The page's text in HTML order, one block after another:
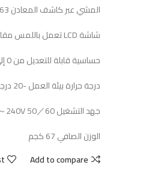
المشي عبر كاشف المعادن 63 منطقة كشف
شاشة LCD تعمل باللمس مقاس 7 بوصات، أقصى حساسية ≥6 جرام من المعدن
حساسية قابلة للتعديل من 0 إلى 399 مستوى في كل منطقة
درجة حرارة بيئة العمل -20 درجة مئوية إلى 65 درجة مئوية
جهد التشغيل AC90V～240V 50／60 هرتز استهلاك الطاقة 12 وات
الوزن الصافي 67 كجم
Add to compare